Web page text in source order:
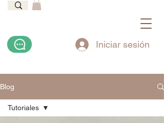
Iniciar sesión
Blog
Tutoriales